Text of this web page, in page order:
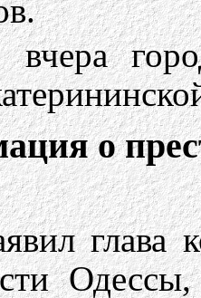
о
глава